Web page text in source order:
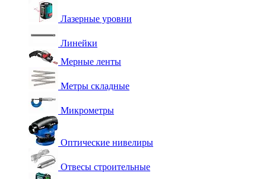
Лазерные уровни
Линейки
Мерные ленты
Метры складные
Микрометры
Оптические нивелиры
Отвесы строительные